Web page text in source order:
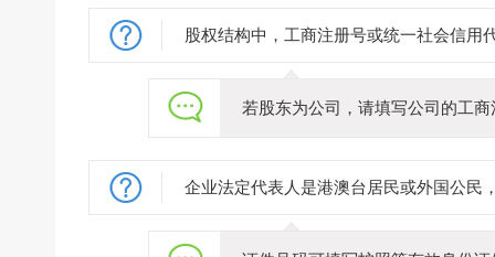
股权结构中，工商注册号或统一社会信用
若股东为公司，请填写公司的工
企业法定代表人是港澳台居民或外国公民